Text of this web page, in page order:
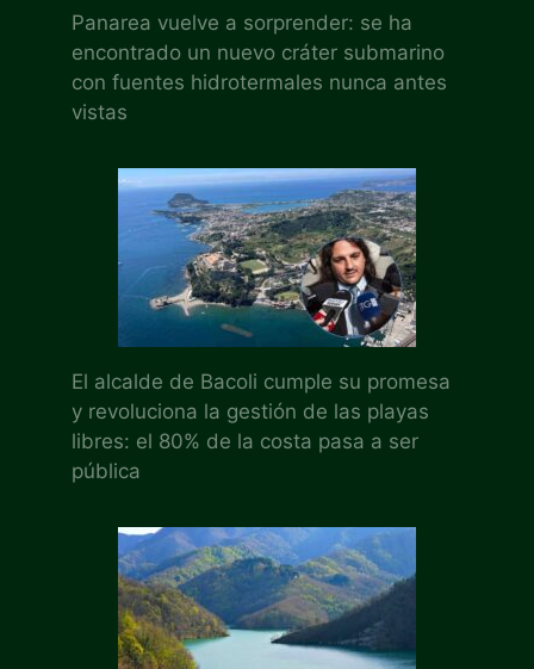
Panarea vuelve a sorprender: se ha
encontrado un nuevo cráter submarino
con fuentes hidrotermales nunca antes
vistas
El alcalde de Bacoli cumple su promesa
y revoluciona la gestión de las playas
libres: el 80% de la costa pasa a ser
pública